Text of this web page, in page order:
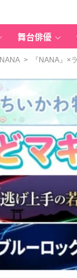
舞台俳優
NANA > 『NANA』×